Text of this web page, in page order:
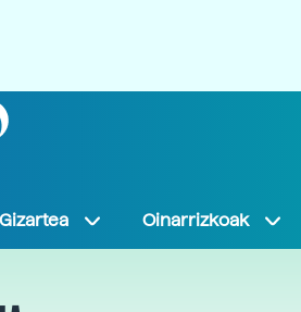
Gizartea Oinarrizkoak